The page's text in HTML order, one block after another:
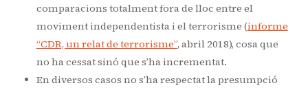
comparacions totalment fora de lloc entre el
moviment independentista i el terrorisme (informe
“CDR, un relat de terrorisme”, abril 2018), cosa que
no ha cessat sinó que s’ha incrementat.
En diversos casos no s’ha respectat la presumpció